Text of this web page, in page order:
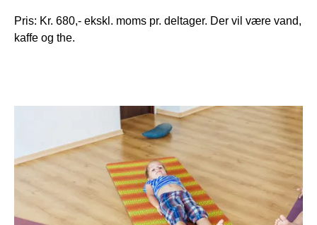
Pris: Kr. 680,- ekskl. moms pr. deltager. Der vil være vand,
kaffe og the.